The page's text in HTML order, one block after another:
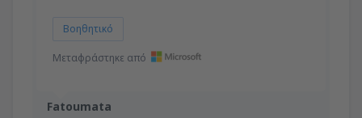
Fatoumata
Βοηθητικό
Μεταφράστηκε από